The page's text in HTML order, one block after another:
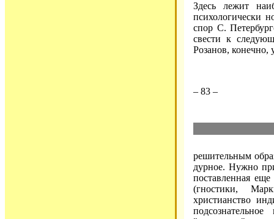
Здесь лежит
психологически
спор С.
свести к
Розанов, конечно,
– 83 –
решительным
дурное. Нужно
поставленная
(гностики,
христианство